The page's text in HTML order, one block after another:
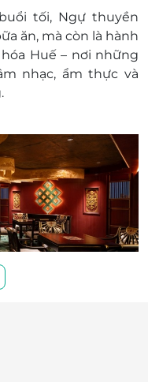
trách nhiệm.
tối, Ngự thuyền
ăn, mà còn là hành
Huế – nơi những
nhạc, ẩm thực và
như một bữa tiệc